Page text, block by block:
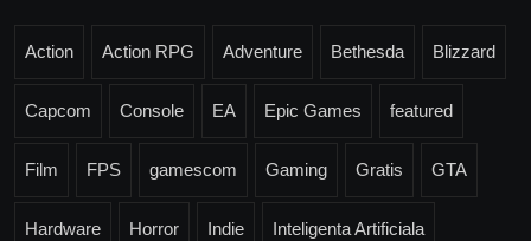
Action Action RPG Adventure Bethesda Blizzard
Capcom Console EA Epic Games featured
Film FPS gamescom Gaming Gratis GTA
Hardware Horror Indie Inteligenta Artificiala